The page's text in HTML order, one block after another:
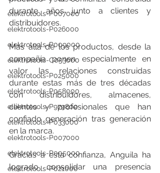
elektrotools-P007000
elektrotools-P026000
elektrotools-P009000
elektrotools-C053000
elektrotools-P025000
elektrotools-P058000
elektrotools-P979800
elektrotools-P033000
elektrotools-P007000
elektrotools-P005000
elektrotools-P021000
durante años junto a clientes y
distribuidores.
Más allá de los productos, desde la
compañía ponen especialmente en
valor las relaciones construidas
durante estas más de tres décadas
con distribuidores, almacenes,
clientes y profesionales que han
confiado generación tras generación
en la marca.
Gracias a esta confianza, Anguila ha
logrado consolidar una presencia